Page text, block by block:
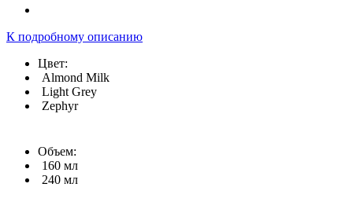
К подробному описанию
Цвет:
Almond Milk
Light Grey
Zephyr
Объем:
160 мл
240 мл